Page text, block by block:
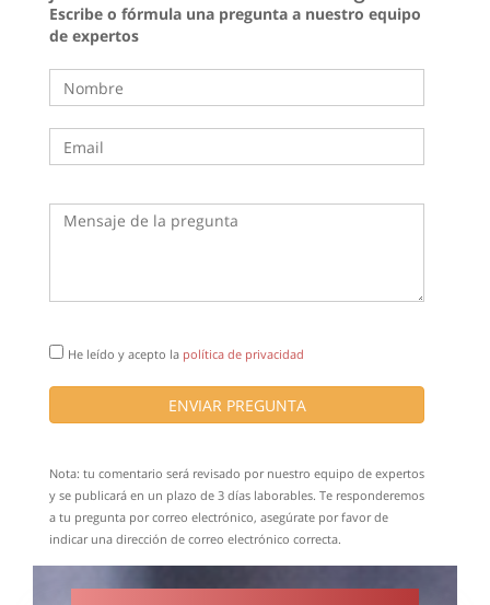
Escribe o fórmula una pregunta a nuestro equipo
de expertos
He leído y acepto la política de privacidad
ENVIAR PREGUNTA
Nota: tu comentario será revisado por nuestro equipo de expertos
y se publicará en un plazo de 3 días laborables. Te responderemos
a tu pregunta por correo electrónico, asegúrate por favor de
indicar una dirección de correo electrónico correcta.